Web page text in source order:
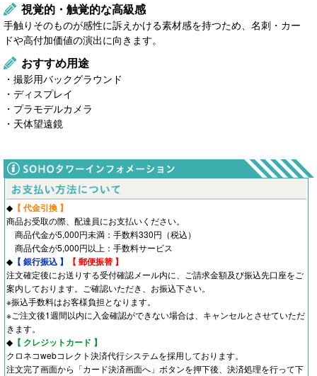
視覚的・触覚的な高級感
手触りそのものが感性に訴えかける素材感を持つため、名刺・カー
ドや高付加価値の演出に向きます。
おすすめ用途
・撮影用バックグラウンド
・ディスプレイ
・プラモデルカメラ
・天体望遠鏡
◆ 【 代金引換 】
商品お受取の際、配達員にお支払いください。
商品代金が5,000円未満：手数料330円（税込）
商品代金が5,000円以上：手数料サービス
◆ 【 銀行振込 】 【 郵便振替 】
注文確定後にお送りする受付確認メール内に、ご請求金額及び振込先口座をご
案内しております。ご確認いただき、お振込下さい。
※振込手数料はお客様負担となります。
※ご注文後1週間以内に入金確認ができない場合は、キャンセルとさせていただ
きます。
◆ 【 クレジットカード 】
クロネコwebコレクト決済代行システムを採用しております。
注文完了画面から「カード決済画面へ」ボタンを押下後、決済処理を行って下